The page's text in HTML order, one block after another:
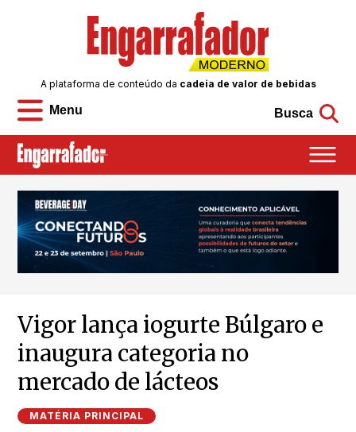
Menu
A plataforma de conteúdo da cadeia de valor de bebidas
Busca
Vigor lança iogurte Búlgaro e
inaugura categoria no
mercado de lácteos
MATÉRIA PRINCIPAL